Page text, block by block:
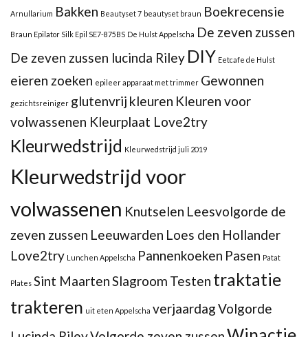
Arnullarium Bakken Beautyset 7 beautyset braun Boekrecensie
Braun Epilator Silk Epil SE7-875BS De Hulst Appelscha De zeven zussen
De zeven zussen lucinda Riley DIY Eetcafe de Hulst
eieren zoeken epileer apparaat met trimmer Gewonnen
gezichtsreiniger glutenvrij kleuren Kleuren voor
volwassenen Kleurplaat Love2try
Kleurwedstrijd Kleurwedstrijd juli 2019
Kleurwedstrijd voor
volwassenen Knutselen Leesvolgorde de
zeven zussen Leeuwarden Loes den Hollander
Love2try Lunchen Appelscha Pannenkoeken Pasen Patat
Plates Sint MaartenSlagroom Testen traktatie
trakteren uit eten Appelscha verjaardagVolgorde